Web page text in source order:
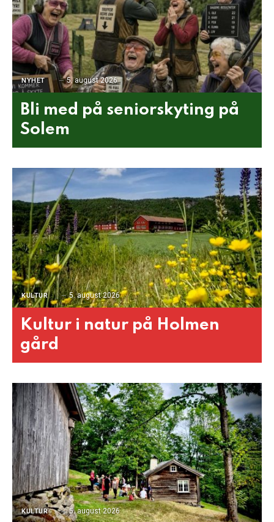
NYHET 5. august 2026
Bli med på seniorskyting på
Solem
KULTUR 5. august 2026
Kultur i natur på Holmen
gård
KULTUR 5. august 2026